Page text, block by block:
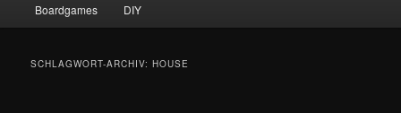
Boardgames DIY
SCHLAGWORT-ARCHIV:HOUSE